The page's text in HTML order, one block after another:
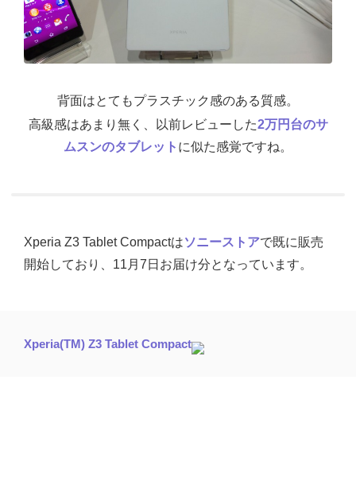
背面はとてもプラスチック感のある質感。
高級感はあまり無く、以前レビューした2万円台のサ
ムスンのタブレット に似た感覚ですね。
Xperia Z3 Tablet Compactはソニーストアで既に販売
開始しており、11月7日お届け分となっています。
Xperia(TM) Z3 Tablet Compact